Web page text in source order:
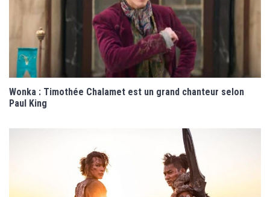
Wonka : Timothée Chalamet est un grand chanteur selon
Paul King